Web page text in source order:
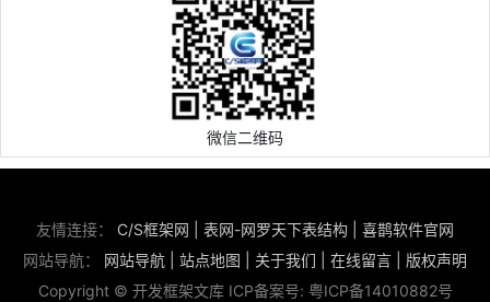
微信二维码
友情连接： C/S框架网 表网-网罗天下表结构
喜鹊软件官网
网站导航： 网站导航 站点地图 关于我们 在线留言
版权声明
Copyright © 开发框架文库 ICP备案号: 粤ICP备14010882号